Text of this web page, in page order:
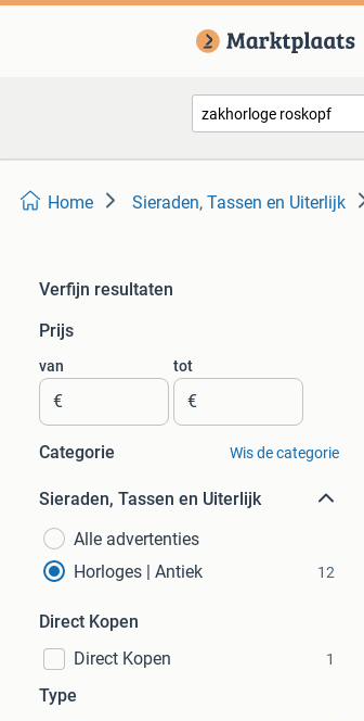
Home Sieraden, Tassen en Uiterlijk
Verfijn resultaten
Prijs
van
€
tot
€
Categorie Wis de categorie
Sieraden, Tassen en Uiterlijk
Alle advertenties
Horloges | Antiek
12
Direct Kopen
Direct Kopen
1
Type